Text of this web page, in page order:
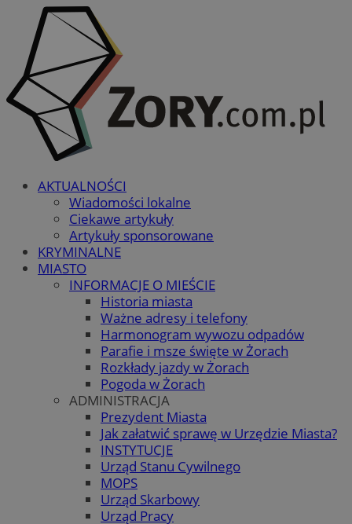
AKTUALNOŚCI
Wiadomości lokalne
Ciekawe artykuły
Artykuły sponsorowane
KRYMINALNE
MIASTO
INFORMACJE O MIEŚCIE
Historia miasta
Ważne adresy i telefony
Harmonogram wywozu odpadów
Parafie i msze święte w Żorach
Rozkłady jazdy w Żorach
Pogoda w Żorach
ADMINISTRACJA
Prezydent Miasta
Jak załatwić sprawę w Urzędzie Miasta?
INSTYTUCJE
Urząd Stanu Cywilnego
MOPS
Urząd Skarbowy
Urząd Pracy